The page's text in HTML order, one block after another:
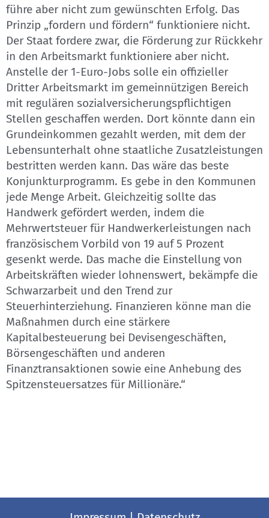
führe aber nicht zum gewünschten Erfolg. Das
Prinzip „fordern und fördern“ funktioniere nicht.
Der Staat fordere zwar, die Förderung zur Rückkehr
in den Arbeitsmarkt funktioniere aber nicht.
Anstelle der 1-Euro-Jobs solle ein offizieller
Dritter Arbeitsmarkt im gemeinnützigen Bereich
mit regulären sozialversicherungspflichtigen
Stellen geschaffen werden. Dort könnte dann ein
Grundeinkommen gezahlt werden, mit dem der
Lebensunterhalt ohne staatliche Zusatzleistungen
bestritten werden kann. Das wäre das beste
Konjunkturprogramm. Es gebe in den Kommunen
jede Menge Arbeit. Gleichzeitig sollte das
Handwerk gefördert werden, indem die
Mehrwertsteuer für Handwerkerleistungen nach
französischem Vorbild von 19 auf 5 Prozent
gesenkt werde. Das mache die Einstellung von
Arbeitskräften wieder lohnenswert, bekämpfe die
Schwarzarbeit und den Trend zur
Steuerhinterziehung. Finanzieren könne man die
Maßnahmen durch eine stärkere
Kapitalbesteuerung bei Devisengeschäften,
Börsengeschäften und anderen
Finanztransaktionen sowie eine Anhebung des
Spitzensteuersatzes für Millionäre.“